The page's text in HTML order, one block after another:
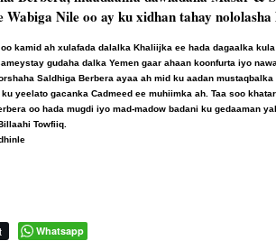
Wabiga Nile oo ay ku xidhan tahay
kamid ah xulafada dalalka Khaliijka ee hada dagaalka
gudaha dalka Yemen gaar ahaan koonfurta iyo
Saldhiga Berbera ayaa ah mid ku aadan
yeelato gacanka Cadmeed ee muhiimka ah. Taa soo
oo hada mugdi iyo mad-madow badani ku gedaaman
Towfiiq.
Whatsapp